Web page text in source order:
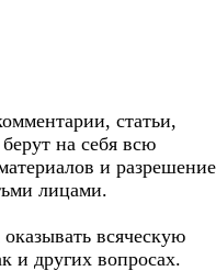
статьи,
на себя всю
и разрешение
лицами.
всяческую
и других вопросах.